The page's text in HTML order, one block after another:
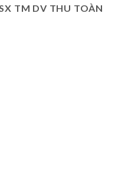
TM DV THU TOÀN